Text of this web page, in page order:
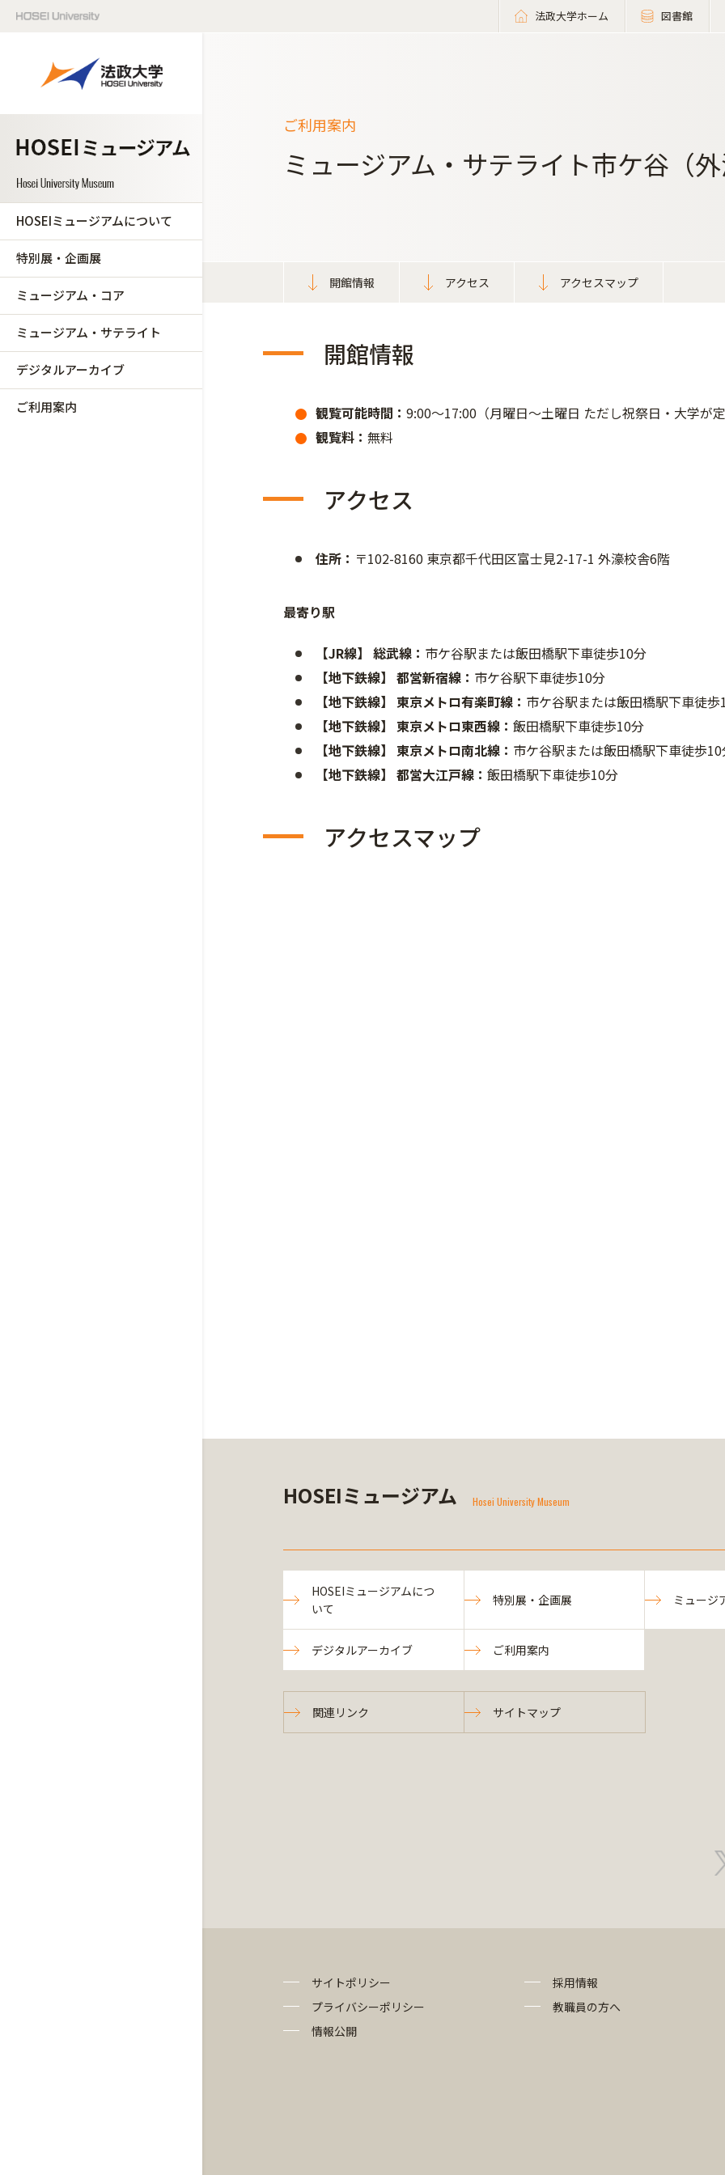
法政大学ホーム 図書館
HOSEIミュージアムについて
特別展・企画展
ミュージアム・コア
ミュージアム・サテライト
デジタルアーカイブ
ご利用案内
ご利用案内
ミュージアム・サテライト市ケ谷（
開館情報 アクセス アクセスマップ
開館情報
観覧可能時間： 9:00～17:00（月曜日～土曜日 ただし祝祭日・大学が
観覧料： 無料
アクセス
住所： 〒102-8160 東京都千代田区富士見2-17-1 外濠校舎6階
最寄り駅
【JR線】 総武線： 市ケ谷駅または飯田橋駅下車徒歩10分
【地下鉄線】 都営新宿線： 市ケ谷駅下車徒歩10分
【地下鉄線】 東京メトロ有楽町線： 市ケ谷駅または飯田橋駅下車徒歩
【地下鉄線】 東京メトロ東西線： 飯田橋駅下車徒歩10分
【地下鉄線】 東京メトロ南北線： 市ケ谷駅または飯田橋駅下車徒歩
【地下鉄線】 都営大江戸線： 飯田橋駅下車徒歩10分
アクセスマップ
HOSEIミュージアム Hosei University Museum
HOSEIミュージアムにつ
いて
特別展・企画展 ミュージ
デジタルアーカイブ ご利用案内
関連リンク サイトマップ
サイトポリシー
プライバシーポリシー
情報公開
採用情報
教職員の方へ